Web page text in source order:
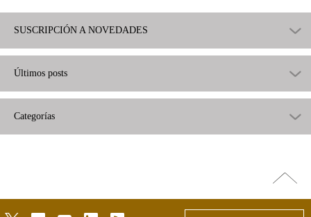
SUSCRIPCIÓN A NOVEDADES
Últimos posts
Categorías
arriba